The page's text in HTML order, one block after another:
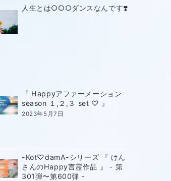
人生とは○○○ダンスなんです❣️
『 Happyアファーメーション
season １,２,３ set ♡ 』
2023年5月7日
-Kot♡damA-シリーズ 『 けん
さんのHappy言霊作品 』 - 第
301弾〜第600弾 -